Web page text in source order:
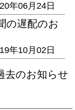
年06月24日
の遅配のお
年10月02日
去のお知らせ